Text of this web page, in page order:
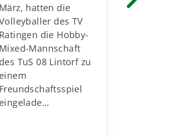
März, hatten die
Volleyballer des TV
Ratingen die Hobby-
Mixed-Mannschaft
des TuS 08 Lintorf zu
einem
Freundschaftsspiel
eingelade…